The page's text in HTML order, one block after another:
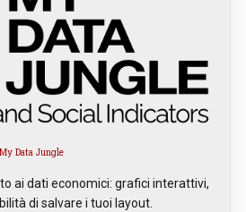
My Data Jungle
ai dati economici: grafici interattivi,
di salvare i tuoi layout.